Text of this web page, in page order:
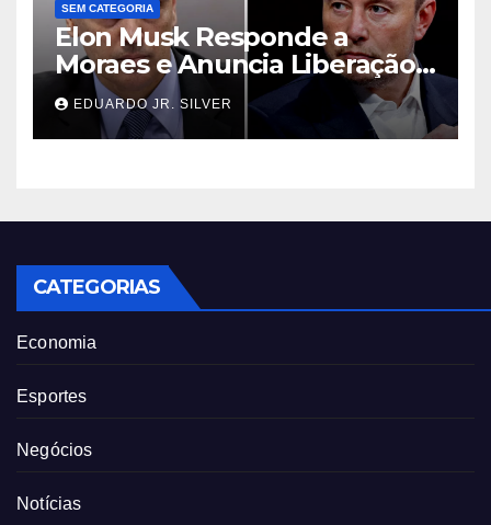
SEM CATEGORIA
Elon Musk Responde a
Moraes e Anuncia Liberação
de Contas no X Bloqueadas
por Decisões Judiciais
EDUARDO JR. SILVER
CATEGORIAS
Economia
Esportes
Negócios
Notícias